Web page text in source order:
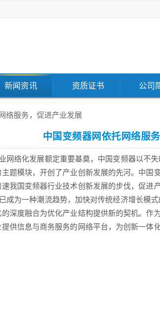
新闻资讯 资质证书 公司
络服务，促进产业发展
中国变频器网依托网络服
络化发展额定重要基奠，中国变频器以不
题模块，开创了产业创新发展的先河。中国
我国变频器行业技术创新发展的步伐，促进
为一种潮流趋势，加快对传统经济增长模
深度融合为优化产业结构提供新的契机。作
供信息与商务服务的网络平台，为创新一体